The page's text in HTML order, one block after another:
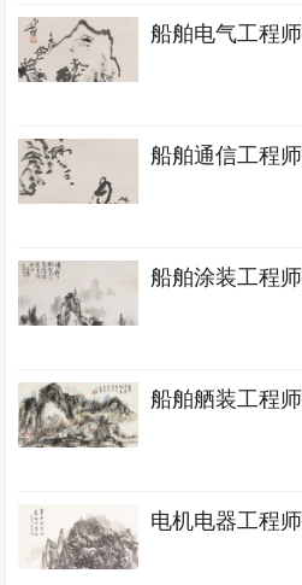
船舶电气工程
船舶通信工程
船舶涂装工程
船舶舾装工程
电机电器工程